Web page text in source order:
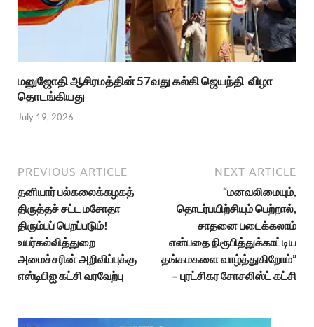
மனுஜோதி ஆசிரமத்தின் 57வது கல்கி ஜெயந்தி விழா
தொடங்கியது
July 19, 2026
PREVIOUS ARTICLE
தனியார் பல்கலைக்கழகத்
திருத்தச் சட்ட மசோதா
திரும்பப் பெறப்படும்!
உயர்கல்வித்துறை
அமைச்சரின் அறிவிப்புக்கு
எஸ்டிபிஐ கட்சி வரவேற்பு
NEXT ARTICLE
“மனவலிமையும்,
தொடர்பயிற்சியும் பெற்றால்,
சாதனை படைக்கலாம்
என்பதை நிரூபித்துக்காட்டிய
தங்கமகளை வாழ்த்துகிறோம்”
– புரட்சிகர சோசலிஸ்ட் கட்சி